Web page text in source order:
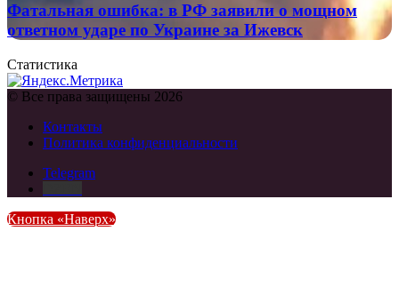
Фатальная ошибка: в РФ заявили о мощном
ответном ударе по Украине за Ижевск
Статистика
© Все права защищены 2026
Контакты
Политика конфиденциальности
Telegram
Кнопка «Наверх»